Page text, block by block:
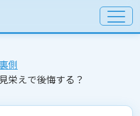
側
栄えで後悔する？